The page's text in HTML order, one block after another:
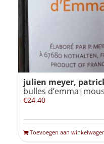
julien meyer,
bulles
€24,40
Toevoegen aan